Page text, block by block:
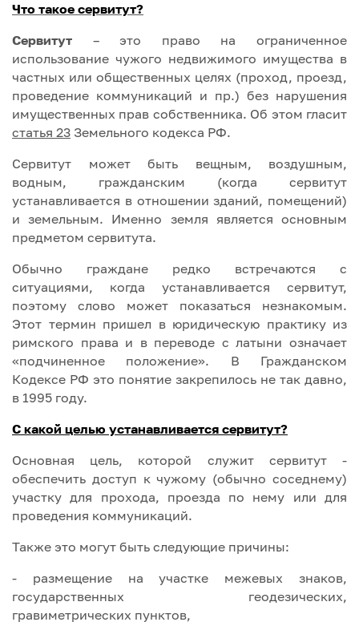
Что такое сервитут?
Сервитут – это право на ограниченное
использование чужого недвижимого имущества в
частных или общественных целях (проход, проезд,
проведение коммуникаций и пр.) без нарушения
имущественных прав собственника. Об этом гласит
статья 23 Земельного кодекса РФ.
Сервитут может быть вещным, воздушным,
водным, гражданским (когда сервитут
устанавливается в отношении зданий, помещений)
и земельным. Именно земля является основным
предметом сервитута.
Обычно граждане редко встречаются с
ситуациями, когда устанавливается сервитут,
поэтому слово может показаться незнакомым.
Этот термин пришел в юридическую практику из
римского права и в переводе с латыни означает
«подчиненное положение». В Гражданском
Кодексе РФ это понятие закрепилось не так давно,
в 1995 году.
С какой целью устанавливается сервитут?
Основная цель, которой служит сервитут -
обеспечить доступ к чужому (обычно соседнему)
участку для прохода, проезда по нему или для
проведения коммуникаций.
Также это могут быть следующие причины:
- размещение на участке межевых знаков,
государственных геодезических,
гравиметрических пунктов,